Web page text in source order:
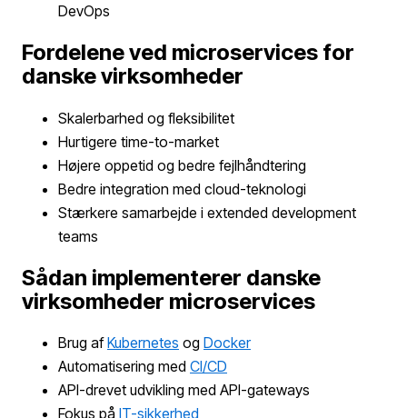
DevOps
Fordelene ved microservices for
danske virksomheder
Skalerbarhed og fleksibilitet
Hurtigere time-to-market
Højere oppetid og bedre fejlhåndtering
Bedre integration med cloud-teknologi
Stærkere samarbejde i extended development
teams
Sådan implementerer danske
virksomheder microservices
Brug afKubernetes og Docker
Automatisering med CI/CD
API-drevet udvikling med API-gateways
Fokus på IT-sikkerhed